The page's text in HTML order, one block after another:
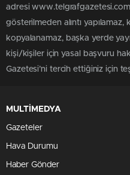
adresi
gösterilmeden alıntı yapılamaz,
kopyalanamaz, başka yerde
kişi/kişiler için yasal başvuru
Gazetesi’ni tercih ettiğiniz için
MULTİMEDYA
Gazeteler
Hava Durumu
Haber Gönder